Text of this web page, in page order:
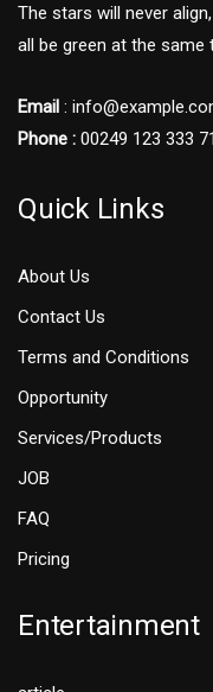
The stars will never
all be green at the same
Email :
Phone : 00249 123 333
Quick Links
About Us
Contact Us
Terms and Conditions
Opportunity
Services/Products
JOB
FAQ
Pricing
Entertainment